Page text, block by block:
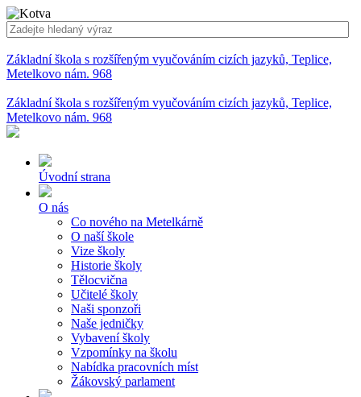
Základní škola s rozšířeným vyučováním cizích jazyků, Teplice,
Metelkovo nám. 968
Základní škola s rozšířeným vyučováním cizích jazyků, Teplice,
Metelkovo nám. 968
Úvodní strana
O nás
Co nového na Metelkárně
O naší škole
Vize školy
Historie školy
Tělocvična
Učitelé školy
Naši sponzoři
Naše jedničky
Vybavení školy
Vzpomínky na školu
Nabídka pracovních míst
Žákovský parlament